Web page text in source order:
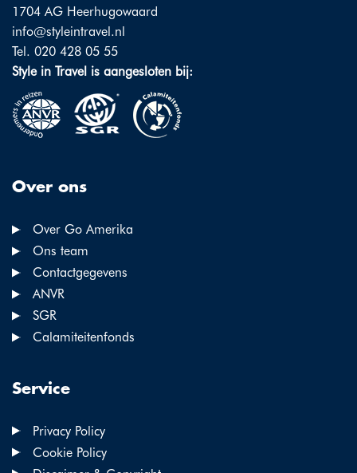
1704 AG Heerhugowaard
info@styleintravel.nl
Tel. 020 428 05 55
Style in Travel is aangesloten bij:
Over ons
Over Go Amerika
Ons team
Contactgegevens
ANVR
SGR
Calamiteitenfonds
Service
Privacy Policy
Cookie Policy